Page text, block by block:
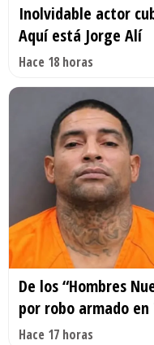
Inolvidable actor
Aquí está Jorge Alí
Hace 18 horas
De los “Hombres
por robo armado en
Hace 17 horas